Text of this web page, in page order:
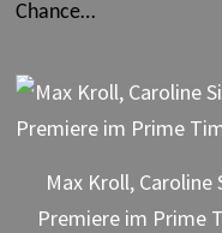
Chance…
Max Kroll, Caroline
Premiere im Prime